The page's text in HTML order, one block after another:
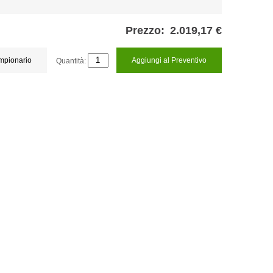
Prezzo: 2.019,17 €
Quantità: Aggiungi al Preventivo